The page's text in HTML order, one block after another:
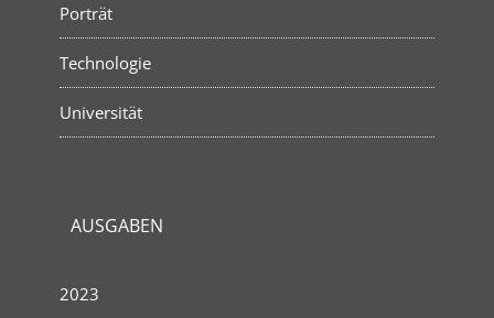
Porträt
Technologie
Universität
AUSGABEN
2023